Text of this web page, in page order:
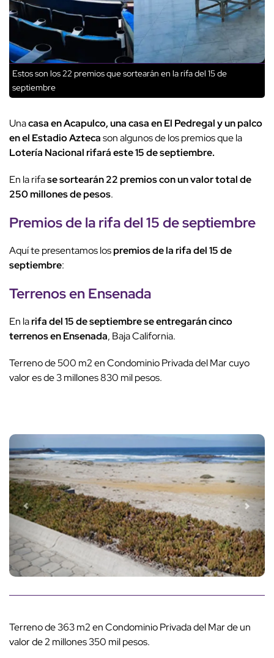
Estos son los 22 premios que sortearán en la rifa del 15 de
septiembre
Unacasa en Acapulco, una casa en El Pedregal y un palco
en el Estadio Aztecason algunos de los premios que la
Lotería Nacional rifará este 15 de septiembre.
En la rifase sortearán 22 premios con un valor total de
250 millones de pesos.
Premios de la rifa del 15 de septiembre
Aquí te presentamos lospremios de la rifa del 15 de
septiembre:
Terrenos en Ensenada
En larifa del 15 de septiembre se entregarán cinco
terrenos en Ensenada, Baja California.
Terreno de 500 m2 en Condominio Privada del Mar cuyo
valor es de 3 millones 830 mil pesos.
Terreno de 363 m2 en Condominio Privada del Mar de un
valor de 2 millones 350 mil pesos.